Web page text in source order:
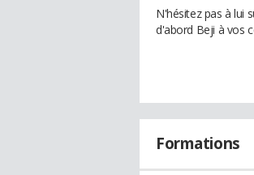
N'hésitez pas à lui
d'abord Beji à vos
Formations